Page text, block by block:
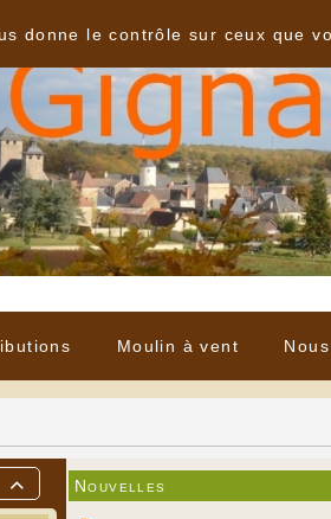
Moulin à vent
 Nouvelles
donne le contrôle sur ceux que